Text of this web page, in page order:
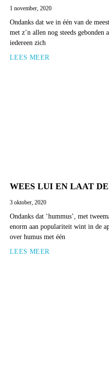
1 november, 2020
Ondanks dat we in één van de
met z’n allen nog steeds gebonden
iedereen zich
LEES MEER
WEES LUI EN LAAT
3 oktober, 2020
Ondanks dat ‘hummus’, met
enorm aan populariteit wint in de
over humus met één
LEES MEER